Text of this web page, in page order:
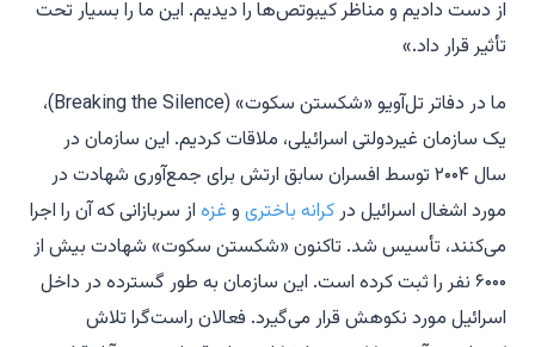
از دست دادیم و مناظر کیبوتص‌ها را دیدیم. این ما را بسیار تحت
تأثیر قرار داد.»
ما در دفاتر تل‌آویو «شکستن سکوت» (Breaking the Silence)،
یک سازمان غیردولتی اسرائیلی، ملاقات کردیم. این سازمان در
سال ۲۰۰۴ توسط افسران سابق ارتش برای جمع‌آوری شهادت در
مورد اشغال اسرائیل در کرانه باختری و غزه از سربازانی که آن را اجرا
می‌کنند، تأسیس شد. تاکنون «شکستن سکوت» شهادت بیش از
۶۰۰۰ نفر را ثبت کرده است. این سازمان به طور گسترده در داخل
اسرائیل مورد نکوهش قرار می‌گیرد. فعالان راست‌گرا تلاش